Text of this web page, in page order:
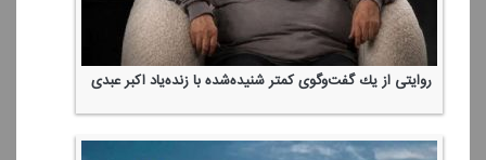
روایتی از یك گفت‌وگوی كمتر شنیده‌شده با زنده‌یاد اكبر عبدی